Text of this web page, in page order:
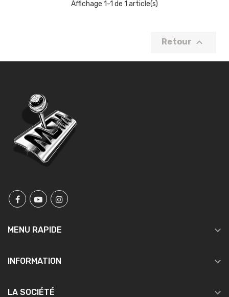
Affichage 1-1 de 1 article(s)
Retour 
MENU RAPIDE 
INFORMATION 
LA SOCIÉTÉ 